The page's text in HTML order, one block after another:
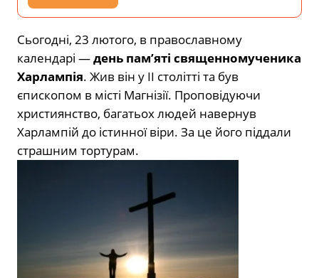
Сьогодні, 23 лютого, в православному
календарі —день пам’яті священномученика
Харлампія. Жив він у II столітті та був
єпископом в місті Магнізії. Проповідуючи
християнство, багатьох людей навернув
Харлампій до істинної віри. За це його піддали
страшним тортурам.